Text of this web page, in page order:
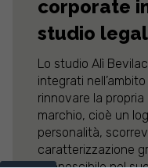
corporate
studio
Lo studio Alì
integrati
rinnovare la
marchio, cioè un
personalità,
caratterizzazione